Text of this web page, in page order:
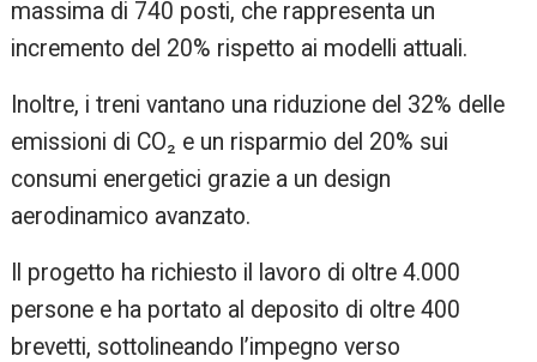
massima di 740 posti, che rappresenta un
incremento del 20% rispetto ai modelli attuali.
Inoltre, i treni vantano una riduzione del 32% delle
emissioni di CO₂ e un risparmio del 20% sui
consumi energetici grazie a un design
aerodinamico avanzato.
Il progetto ha richiesto il lavoro di oltre 4.000
persone e ha portato al deposito di oltre 400
brevetti, sottolineando l’impegno verso